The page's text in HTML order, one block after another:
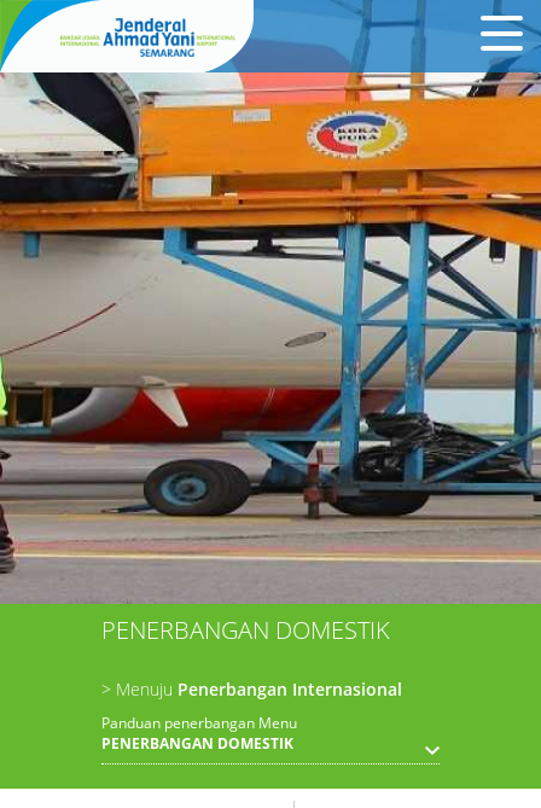
PENERBANGAN DOMESTIK
> Menuju Penerbangan Internasional
Panduan penerbangan Menu
PENERBANGAN DOMESTIK